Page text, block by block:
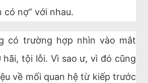
có nợ” với nhau.
có trường hợp nhìn vào mắt
hãi, tội lỗi. Vì sao ư, vì đó cũng
về mối quan hệ từ kiếp trước